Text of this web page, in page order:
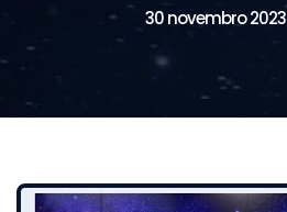
30 novembro 2023